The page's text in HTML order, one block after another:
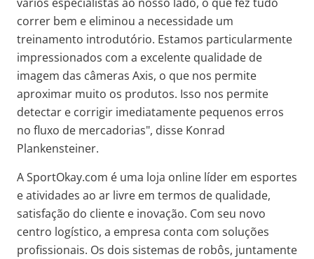
correr bem e eliminou a necessidade um
treinamento introdutório. Estamos particularmente
impressionados com a excelente qualidade de
imagem das câmeras Axis, o que nos permite
aproximar muito os produtos. Isso nos permite
detectar e corrigir imediatamente pequenos erros
no fluxo de mercadorias", disse Konrad
Plankensteiner.
A SportOkay.com é uma loja online líder em esportes
e atividades ao ar livre em termos de qualidade,
satisfação do cliente e inovação. Com seu novo
centro logístico, a empresa conta com soluções
profissionais. Os dois sistemas de robôs, juntamente